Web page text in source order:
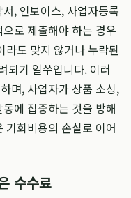
, 인보이스, 사업자등록
로 제출해야 하는 경우
라도 맞지 않거나 누락된
되기 일쑤입니다. 이러
며, 사업자가 상품 소싱,
에 집중하는 것을 방해
기회비용의 손실로 이어
수수료